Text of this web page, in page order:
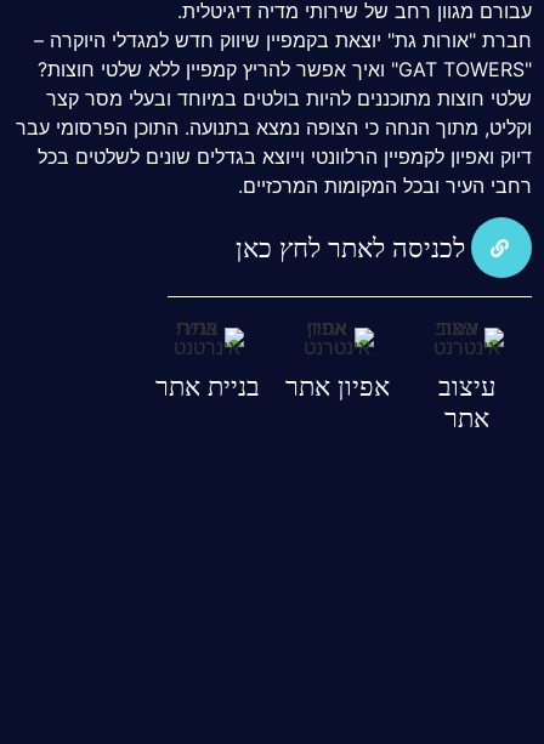
עבורם מגוון רחב של שירותי מדיה דיגיטלית.
חברת "אורות גת" יוצאת בקמפיין שיווק חדש למגדלי היוקרה –
"GAT TOWERS" ואיך אפשר להריץ קמפיין ללא שלטי חוצות?
שלטי חוצות מתוכננים להיות בולטים במיוחד ובעלי מסר קצר
וקליט, מתוך הנחה כי הצופה נמצא בתנועה. התוכן הפרסומי עבר
דיוק ואפיון לקמפיין הרלוונטי וייוצא בגדלים שונים לשלטים בכל
רחבי העיר ובכל המקומות המרכזיים.
לכניסה לאתר לחץ כאן
עיצוב
אתר
אפיון אתר בניית אתר